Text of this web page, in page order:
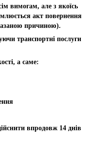
вимогам, але з якоїсь
акт повернення
причиною).
транспортні послуги
а саме:
впродовж 14 днів